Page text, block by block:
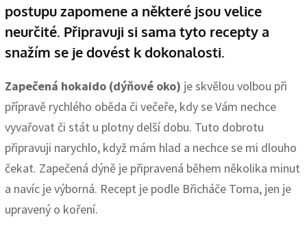
postupu zapomene a některé jsou velice
neurčité. Připravuji si sama tyto recepty a
snažím se je dovést k dokonalosti.
Zapečená hokaido (dýňové oko) je skvělou volbou při
přípravě rychlého oběda či večeře, kdy se Vám nechce
vyvařovat či stát u plotny delší dobu. Tuto dobrotu
připravuji narychlo, když mám hlad a nechce se mi dlouho
čekat. Zapečená dýně je připravená během několika minut
a navíc je výborná. Recept je podle Břicháče Toma, jen je
upravený o koření.